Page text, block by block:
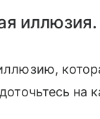
иллюзия.
на